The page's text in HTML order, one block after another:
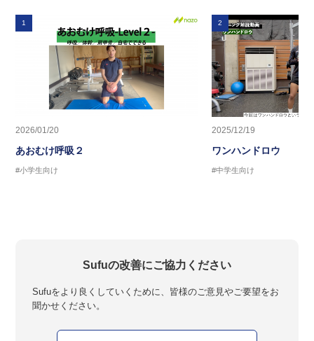
1
2026/01/20
あおむけ呼吸２
#小学生向け
2
2025/12/19
ワンハンドロウ
#中学生向け
Sufuの改善にご協力ください
Sufuをより良くしていくために、皆様のご意見やご要望をお
聞かせください。